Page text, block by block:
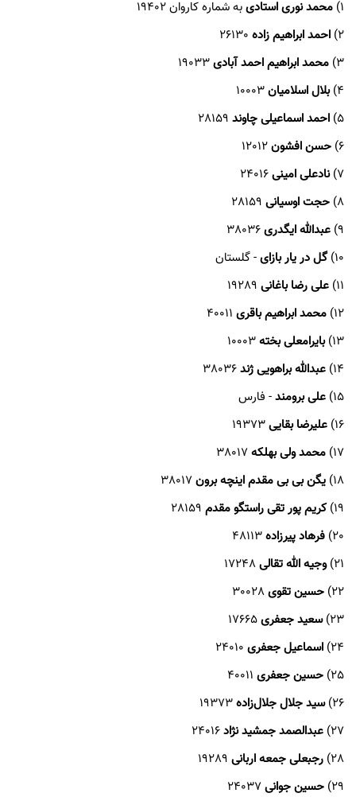
1) محمد نوری استادیبه شماره کاروان 19402
2) احمد ابراهیم زاده
3) محمد ابراهیم احمد آبادی
4) بلال اسلامیان
5) احمد اسماعیلی چاوند
6) حسن افشون
7) نادعلی امینی
8) حجت اوسیانی
9) عبدالله ایگدری
10) گل در یار بازای- گلستان
11) علی رضا باغانی
12) محمد ابراهیم باقری
13) بایرامعلی بخته
14) عبدالله براهویی ژند
15) علی برومند- فارس
16) علیرضا بقایی
17) محمد ولی بهلکه
18) یگن بی بی مقدم اینچه برون
19) کریم پور تقی راستگو مقدم
20) فرهاد پیرزاده
21) وجیه الله تقالی
22) حسین تقوی
23) سعید جعفری
24) اسماعیل جعفری
25) حسین جعفری
26) سید جلال جلال‌زاده
27) عبد‌الصمد جمشید نژاد
28) رجبعلی جمعه اربانی
29) حسین جوانی